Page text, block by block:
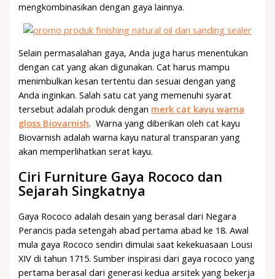
mengkombinasikan dengan gaya lainnya.
Selain permasalahan gaya, Anda juga harus menentukan
dengan cat yang akan digunakan. Cat harus mampu
menimbulkan kesan tertentu dan sesuai dengan yang
Anda inginkan. Salah satu cat yang memenuhi syarat
tersebut adalah produk dengan merk cat kayu warna
gloss Biovarnish. Warna yang diberikan oleh cat kayu
Biovarnish adalah warna kayu natural transparan yang
akan memperlihatkan serat kayu.
Ciri Furniture Gaya Rococo dan
Sejarah Singkatnya
Gaya Rococo adalah desain yang berasal dari Negara
Perancis pada setengah abad pertama abad ke 18. Awal
mula gaya Rococo sendiri dimulai saat kekekuasaan Lousi
XIV di tahun 1715. Sumber inspirasi dari gaya rococo yang
pertama berasal dari generasi kedua arsitek yang bekerja